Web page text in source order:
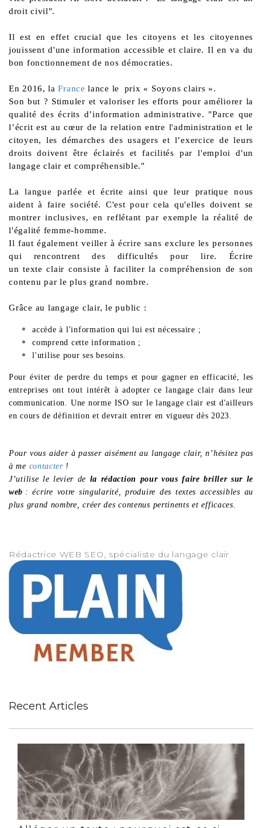
droit civil".
Il est en effet crucial que les citoyens et les citoyennes
jouissent d'une information accessible et claire. Il en va du
bon fonctionnement de nos démocraties.
En 2016, laFrance lance le
prix « Soyons clairs ».
Son but ? Stimuler et valoriser les efforts pour améliorer la
qualité des écrits d’information administrative. "Parce que
l’écrit est au cœur de la relation entre l'administration et le
citoyen, les démarches des usagers et l’exercice de leurs
droits doivent être éclairés et facilités par l'emploi d'un
langage clair et compréhensible."
La langue parlée et écrite ainsi que leur pratique nous
aident à faire société. C'est pour cela qu'elles doivent se
montrer inclusives, en reflétant par exemple la réalité de
l'égalité femme-homme.
Il faut également veiller à écrire sans exclure les personnes
qui rencontrent des difficultés pour lire. Écrire
un texte clair consiste à faciliter la compréhension de son
contenu par le plus grand nombre.
Grâce au langage clair, le public :
accède à l'information qui lui est nécessaire ;
comprend cette information ;
l'utilise pour ses besoins.
Pour éviter de perdre du temps et pour gagner en efficacité, les
entreprises ont tout intérêt à adopter ce langage clair dans leur
communication. Une norme ISO sur le langage clair est d'ailleurs
en cours de définition et devrait entrer en vigueur dès 2023.
Pour vous aider à passer aisément au langage clair, n’hésitez pas
à me contacter!
J’utilise le levier de la rédaction pour vous faire briller sur le
web : écrire votre singularité, produire des textes accessibles au
plus grand nombre, créer des contenus pertinents et efficaces.
Rédactrice WEB SEO, spécialiste du langage clair
Recent Articles